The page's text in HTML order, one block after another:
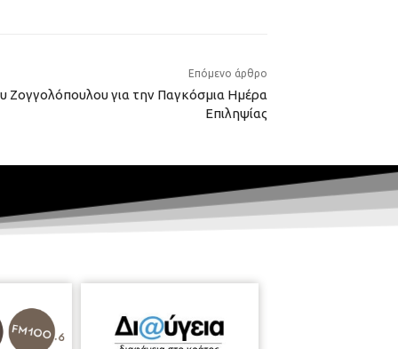
Επόμενο άρθρο
Ζογγολόπουλου για την Παγκόσμια Ημέρα
Επιληψίας